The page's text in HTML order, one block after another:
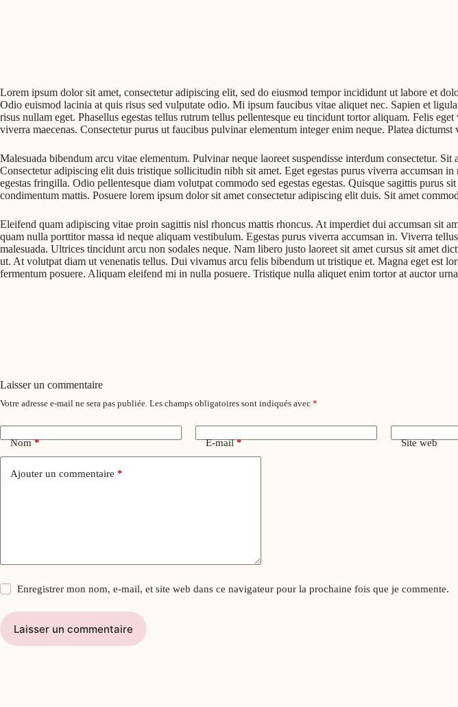
Lorem ipsum dolor sit amet, consectetur adipiscing elit, sed do eiusmod tempor incididunt ut labore et
Odio euismod lacinia at quis risus sed vulputate odio. Mi ipsum faucibus vitae aliquet nec. Sapien et
risus nullam eget. Phasellus egestas tellus rutrum tellus pellentesque eu tincidunt tortor aliquam. Felis
viverra maecenas. Consectetur purus ut faucibus pulvinar elementum integer enim neque. Platea
Malesuada bibendum arcu vitae elementum. Pulvinar neque laoreet suspendisse interdum consectetur.
Consectetur adipiscing elit duis tristique sollicitudin nibh sit amet. Eget egestas purus viverra accumsan
egestas fringilla. Odio pellentesque diam volutpat commodo sed egestas egestas. Quisque sagittis purus
condimentum mattis. Posuere lorem ipsum dolor sit amet consectetur adipiscing elit duis. Sit amet
Eleifend quam adipiscing vitae proin sagittis nisl rhoncus mattis rhoncus. At imperdiet dui accumsan sit
quam nulla porttitor massa id neque aliquam vestibulum. Egestas purus viverra accumsan in. Viverra
malesuada. Ultrices tincidunt arcu non sodales neque. Nam libero justo laoreet sit amet cursus sit amet
ut. At volutpat diam ut venenatis tellus. Dui vivamus arcu felis bibendum ut tristique et. Magna eget est
fermentum posuere. Aliquam eleifend mi in nulla posuere. Tristique nulla aliquet enim tortor at auctor
Laisser un commentaire
Votre adresse e-mail ne sera pas publiée. Les champs obligatoires sont indiqués avec *
Nom* E-mail* Site web
Ajouter un commentaire *
Enregistrer mon nom, e-mail, et site web dans ce navigateur pour la prochaine fois que je commente.
Laisser un commentaire